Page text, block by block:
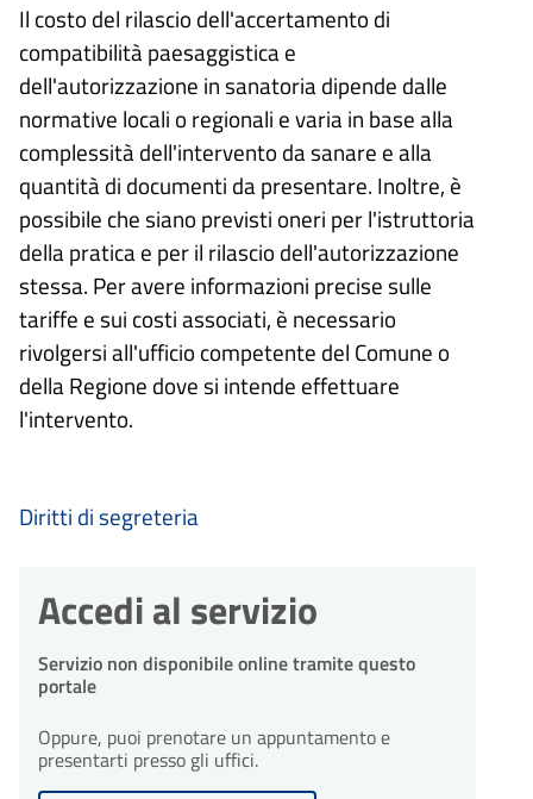
Il costo del rilascio dell'accertamento di
compatibilità paesaggistica e
dell'autorizzazione in sanatoria dipende dalle
normative locali o regionali e varia in base alla
complessità dell'intervento da sanare e alla
quantità di documenti da presentare. Inoltre, è
possibile che siano previsti oneri per l'istruttoria
della pratica e per il rilascio dell'autorizzazione
stessa. Per avere informazioni precise sulle
tariffe e sui costi associati, è necessario
rivolgersi all'ufficio competente del Comune o
della Regione dove si intende effettuare
l'intervento.
Diritti di segreteria
Accedi al servizio
Servizio non disponibile online tramite questo
portale
Oppure, puoi prenotare un appuntamento e
presentarti presso gli uffici.